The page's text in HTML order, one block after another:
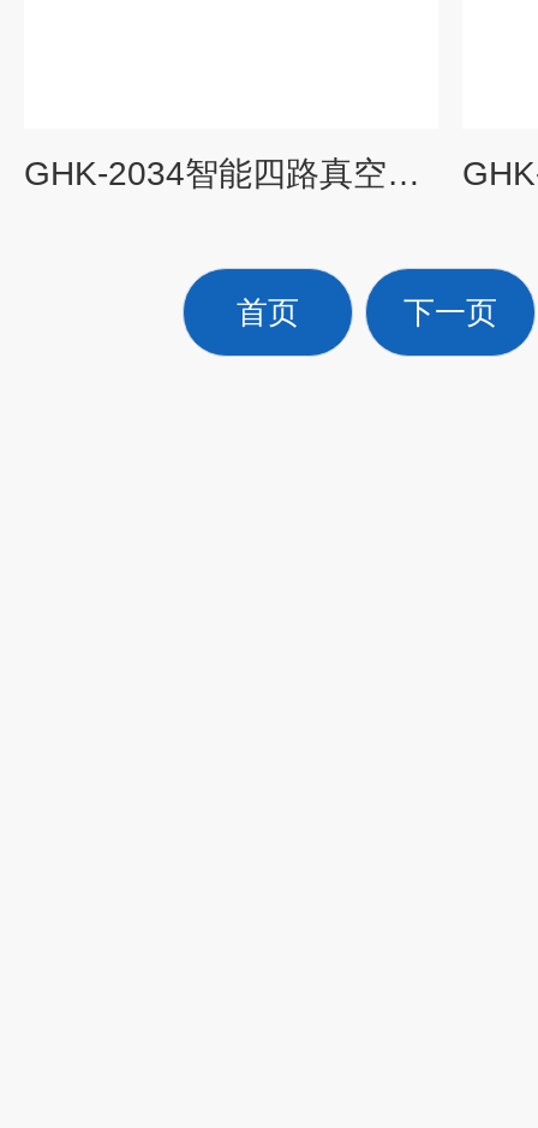
GHK-2034智能四路真空箱采样器
首页 下一页